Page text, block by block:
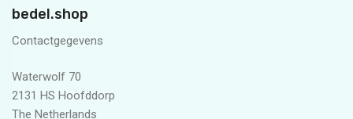
bedel.shop
Contactgegevens
Waterwolf 70
2131 HS Hoofddorp
The Netherlands